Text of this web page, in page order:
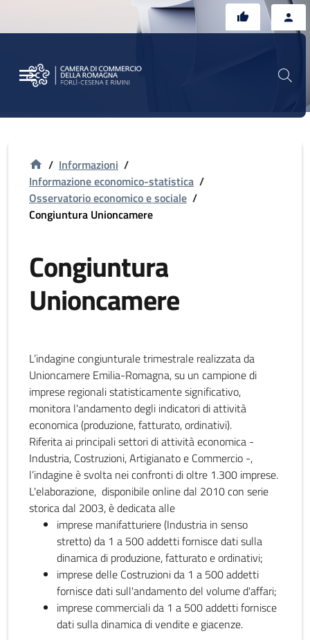
/ Informazioni /
Informazione economico-statistica /
Osservatorio economico e sociale /
Congiuntura Unioncamere
Congiuntura
Unioncamere
L’indagine congiunturale trimestrale realizzata da
Unioncamere Emilia-Romagna, su un campione di
imprese regionali statisticamente significativo,
monitora l'andamento degli indicatori di attività
economica (produzione, fatturato, ordinativi).
Riferita ai principali settori di attività economica -
Industria, Costruzioni, Artigianato e Commercio -,
l’indagine è svolta nei confronti di oltre 1.300 imprese.
L'elaborazione, disponibile online dal 2010 con serie
storica dal 2003, è dedicata alle
imprese manifatturiere (Industria in senso
stretto) da 1 a 500 addetti fornisce dati sulla
dinamica di produzione, fatturato e ordinativi;
imprese delle Costruzioni da 1 a 500 addetti
fornisce dati sull'andamento del volume d'affari;
imprese commerciali da 1 a 500 addetti fornisce
dati sulla dinamica di vendite e giacenze.